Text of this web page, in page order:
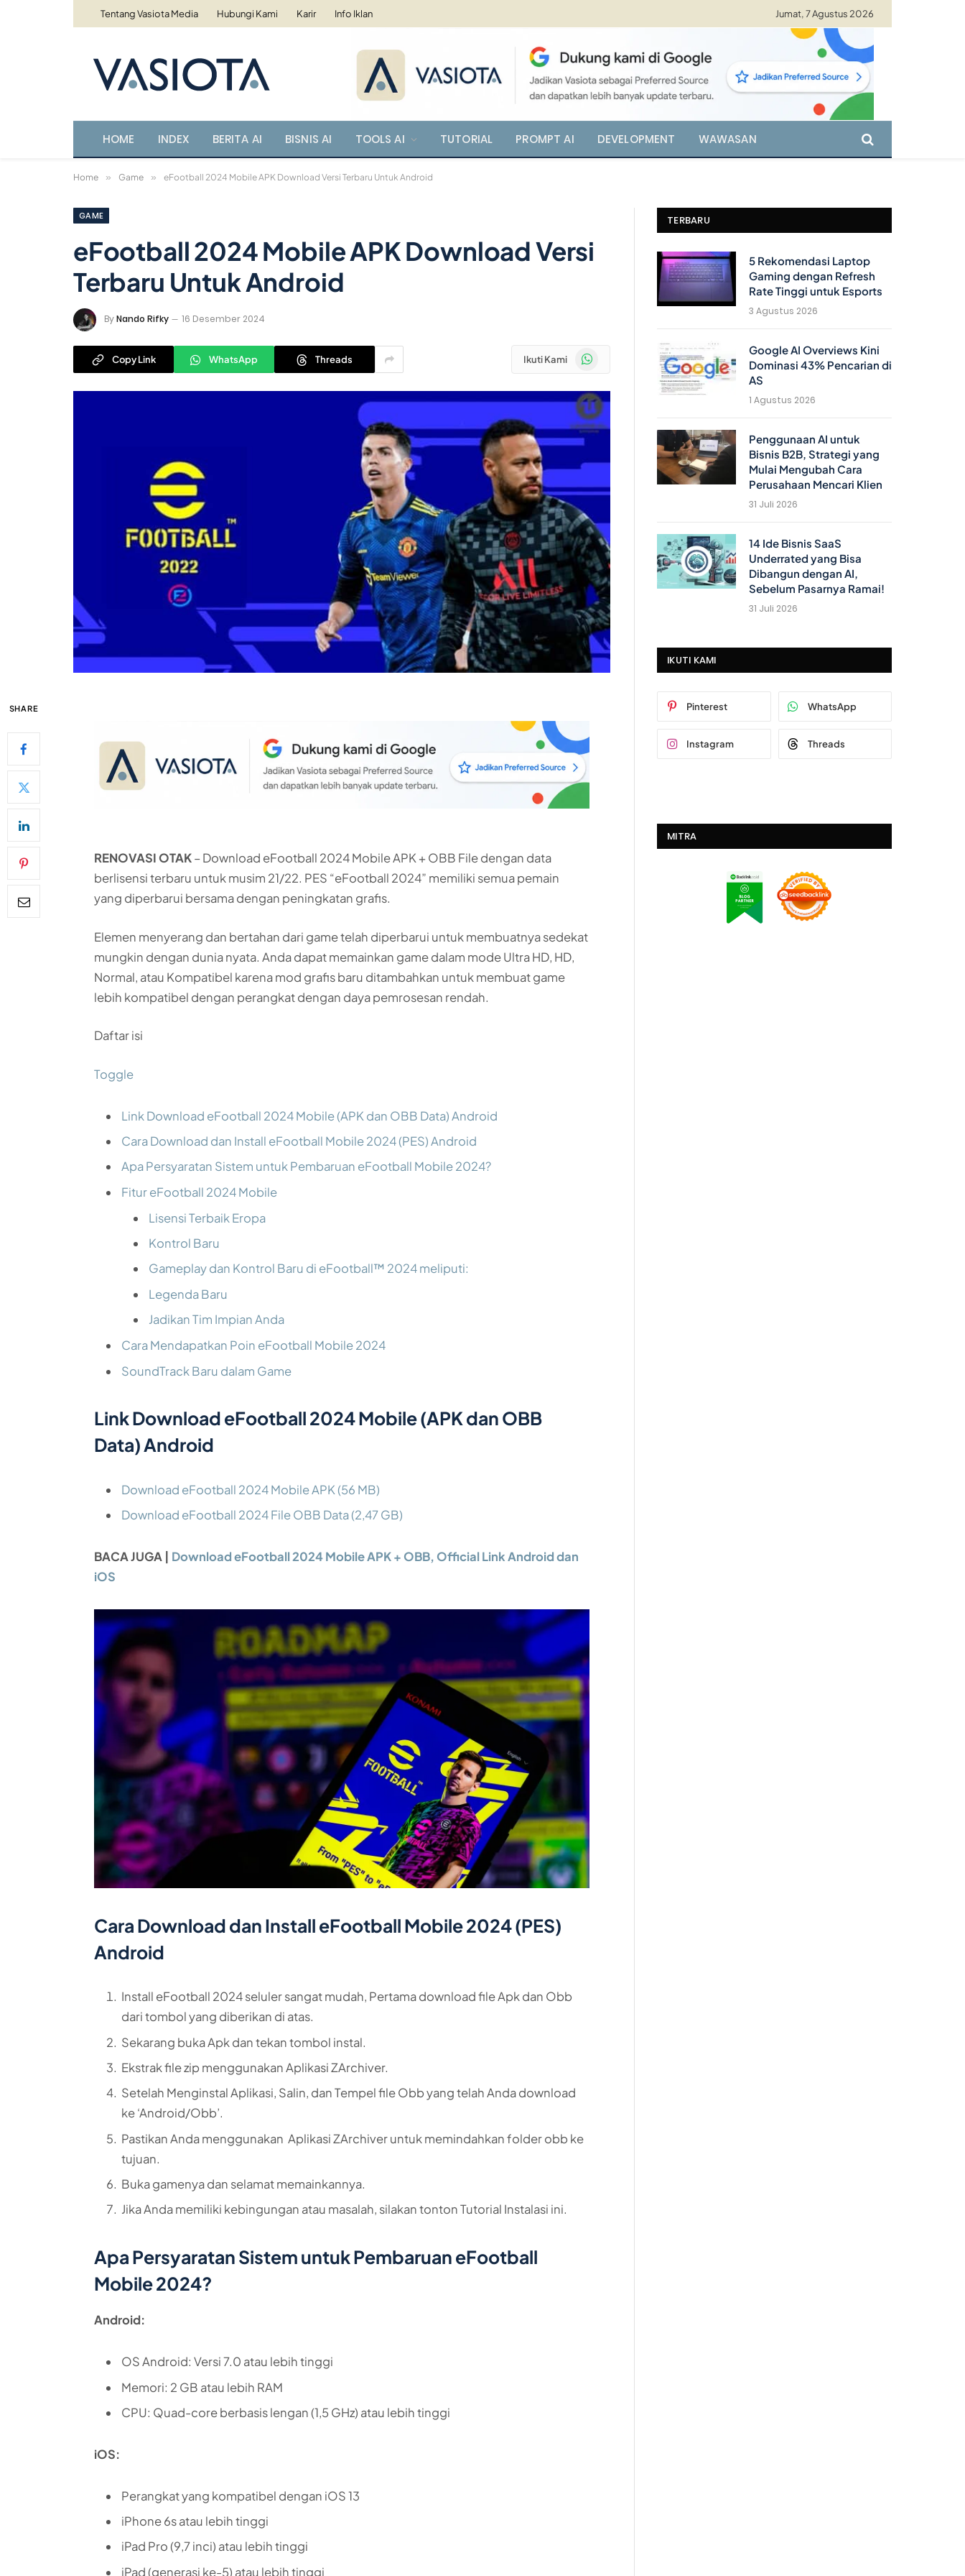
Tentang Vasiota Media Hubungi Kami Karir Info Iklan Jumat, 7 Agustus 2026
HOME INDEX BERITA AI BISNIS AI TOOLS AI TUTORIAL PROMPT AI DEVELOPMENT WAWASAN
Home » Game » eFootball 2024 Mobile APK Download Versi Terbaru Untuk Android
GAME
eFootball 2024 Mobile APK Download Versi
Terbaru Untuk Android
ByNando Rifky 16 Desember 2024
Copy Link WhatsApp Threads Ikuti Kami WhatsApp
SHARE
RENOVASI OTAK– Download eFootball 2024 Mobile APK + OBB File dengan data
berlisensi terbaru untuk musim 21/22. PES “eFootball 2024” memiliki semua pemain
yang diperbarui bersama dengan peningkatan grafis.
Elemen menyerang dan bertahan dari game telah diperbarui untuk membuatnya sedekat
mungkin dengan dunia nyata. Anda dapat memainkan game dalam mode Ultra HD, HD,
Normal, atau Kompatibel karena mod grafis baru ditambahkan untuk membuat game
lebih kompatibel dengan perangkat dengan daya pemrosesan rendah.
Daftar isi
Toggle
Link Download eFootball 2024 Mobile (APK dan OBB Data) Android
Cara Download dan Install eFootball Mobile 2024 (PES) Android
Apa Persyaratan Sistem untuk Pembaruan eFootball Mobile 2024?
Fitur eFootball 2024 Mobile
Lisensi Terbaik Eropa
Kontrol Baru
Gameplay dan Kontrol Baru di eFootball™ 2024 meliputi:
Legenda Baru
Jadikan Tim Impian Anda
Cara Mendapatkan Poin eFootball Mobile 2024
SoundTrack Baru dalam Game
Link Download eFootball 2024 Mobile (APK dan OBB
Data) Android
Download eFootball 2024 Mobile APK (56 MB)
Download eFootball 2024 File OBB Data (2,47 GB)
BACA JUGA | Download eFootball 2024 Mobile APK + OBB, Official Link Android dan
iOS
Cara Download dan Install eFootball Mobile 2024 (PES)
Android
Install eFootball 2024 seluler sangat mudah, Pertama download file Apk dan Obb
dari tombol yang diberikan di atas.
Sekarang buka Apk dan tekan tombol instal.
Ekstrak file zip menggunakan Aplikasi ZArchiver.
Setelah Menginstal Aplikasi, Salin, dan Tempel file Obb yang telah Anda download
ke ‘Android/Obb’.
Pastikan Anda menggunakan Aplikasi ZArchiver untuk memindahkan folder obb ke
tujuan.
Buka gamenya dan selamat memainkannya.
Jika Anda memiliki kebingungan atau masalah, silakan tonton Tutorial Instalasi ini.
Apa Persyaratan Sistem untuk Pembaruan eFootball
Mobile 2024?
Android:
OS Android: Versi 7.0 atau lebih tinggi
Memori: 2 GB atau lebih RAM
CPU: Quad-core berbasis lengan (1,5 GHz) atau lebih tinggi
iOS:
Perangkat yang kompatibel dengan iOS 13
iPhone 6s atau lebih tinggi
iPad Pro (9,7 inci) atau lebih tinggi
iPad (generasi ke-5) atau lebih tinggi
TERBARU
5 Rekomendasi Laptop
Gaming dengan Refresh
Rate Tinggi untuk Esports
3 Agustus 2026
Google AI Overviews Kini
Dominasi 43% Pencarian di
AS
1 Agustus 2026
Penggunaan AI untuk
Bisnis B2B, Strategi yang
Mulai Mengubah Cara
Perusahaan Mencari Klien
31 Juli 2026
14 Ide Bisnis SaaS
Underrated yang Bisa
Dibangun dengan AI,
Sebelum Pasarnya Ramai!
31 Juli 2026
IKUTI KAMI
Pinterest WhatsApp
Instagram Threads
MITRA